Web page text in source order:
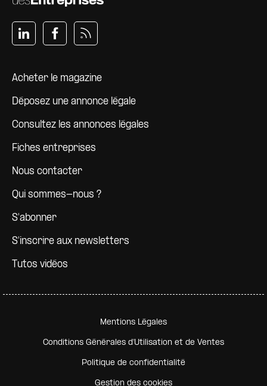
Pied de page
Acheter le magazine
Déposez une annonce légale
Consultez les annonces légales
Fiches entreprises
Nous contacter
Qui sommes-nous ?
S'abonner
S'inscrire aux newsletters
Tutos vidéos
Pied de page secondaire
Mentions Légales
Conditions Générales d'Utilisation et de Ventes
Politique de confidentialité
Gestion des cookies